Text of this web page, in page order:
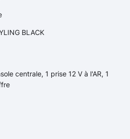
BLACK
centrale, 1 prise 12 V à l'AR, 1